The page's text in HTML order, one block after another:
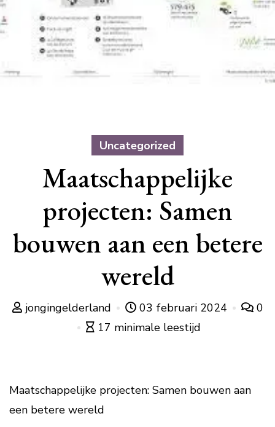
Uncategorized
Maatschappelijke
projecten: Samen
bouwen aan een betere
wereld
jongingelderland 03 februari 2024
0
17 minimale leestijd
Maatschappelijke projecten: Samen bouwen aan
een betere wereld